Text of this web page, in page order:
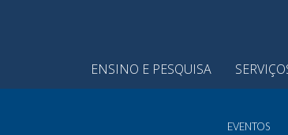
ENSINO E PESQUISA
EVENTOS